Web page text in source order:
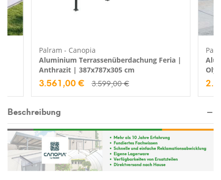
Palram - Canopia
Aluminium Terrassenüberdachung Feria |
Anthrazit | 387x787x305 cm
3.561,00 € 3.599,00 €
Beschreibung